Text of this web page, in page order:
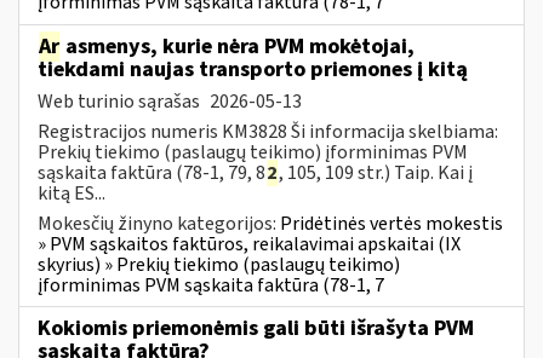
Ar asmenys, kurie nėra PVM mokėtojai,
tiekdami naujas transporto priemones į kitą
Web turinio sąrašas 2026-05-13
Registracijos numeris KM3828 Ši informacija skelbiama:
Prekių tiekimo (paslaugų teikimo) įforminimas PVM
sąskaita faktūra (78-1, 79, 82, 105, 109 str.) Taip. Kai į
kitą ES...
Mokesčių žinyno kategorijos: Pridėtinės vertės mokestis
» PVM sąskaitos faktūros, reikalavimai apskaitai (IX
skyrius) » Prekių tiekimo (paslaugų teikimo)
įforminimas PVM sąskaita faktūra (78-1, 7
Kokiomis priemonėmis gali būti išrašyta PVM
sąskaita faktūra?